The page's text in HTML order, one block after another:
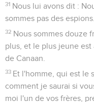
31 Nous lui avons dit :
sommes pas des espions.
32 Nous sommes douze
plus, et le plus jeune
de Canaan.
33 Et l'homme, qui est le
comment je saurai si
moi l'un de vos frères,